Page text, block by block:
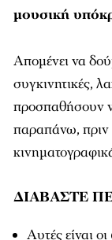
μουσική
Απομένει να
συγκινητικές,
προσπαθήσουν
παραπάνω, πριν
ΔΙΑΒΑΣΤΕ
Αυτές είναι